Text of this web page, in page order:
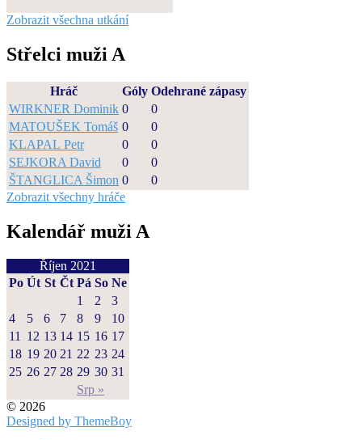
Zobrazit všechna utkání
Střelci muži A
Hráč Góly Odehrané zápasy
WIRKNER Dominik 0
0
MATOUŠEK Tomáš 0
0
KLAPAL Petr
0
0
SEJKORA David
0
0
ŠTANGLICA Šimon 0
0
Zobrazit všechny hráče
Kalendář muži A
Říjen 2021
Po Út St Čt Pá So Ne
Srp »
1 2
3
4
5 6 7 8 9
10
11
12 13 14 15 16 17
18 19 20 21 22 23 24
25 26 27 28 29 30 31
© 2026
Designed by ThemeBoy